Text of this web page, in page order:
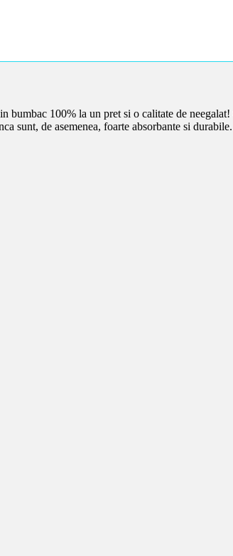
bumbac 100% la un pret si o calitate de
sunt, de asemenea, foarte absorbante si durabile.